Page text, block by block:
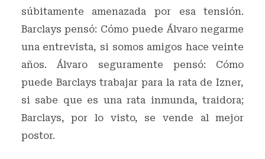
súbitamente amenazada por esa tensión.
Barclays pensó: Cómo puede Álvaro negarme
una entrevista, si somos amigos hace veinte
años. Álvaro seguramente pensó: Cómo
puede Barclays trabajar para la rata de Izner,
si sabe que es una rata inmunda, traidora;
Barclays, por lo visto, se vende al mejor
postor.